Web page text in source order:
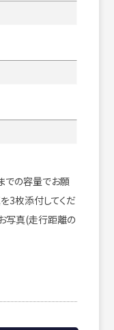
での容量でお願
3枚添付してくだ
写真(走行距離の